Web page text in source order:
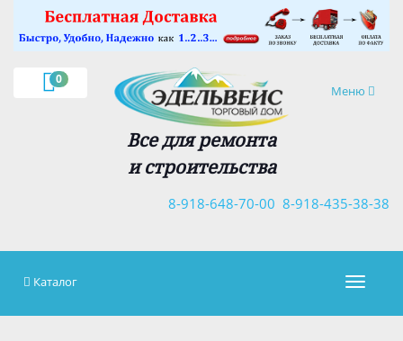
0
Навигация
Меню
Все для ремонта
и строительства
8-918-435-38-38
8-918-648-70-00
×
Каталог